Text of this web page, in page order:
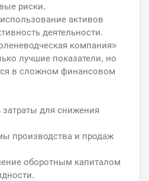
риски.
активов
деятельности.
компания»
лучшие показатели, но
в сложном финансовом
для снижения
производства и продаж
оборотным капиталом